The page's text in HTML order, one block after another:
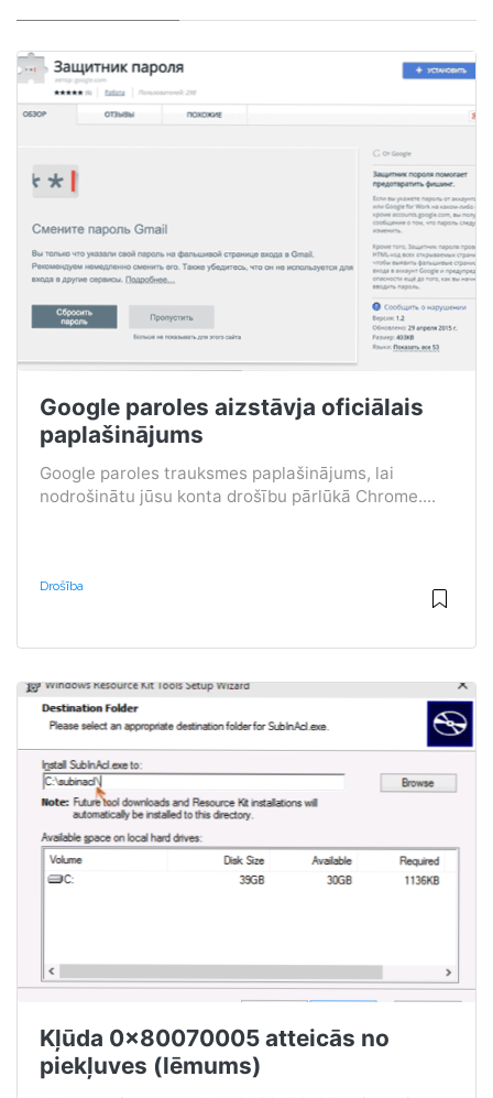
Google paroles aizstāvja oficiālais
paplašinājums
Google paroles trauksmes paplašinājums, lai
nodrošinātu jūsu konta drošību pārlūkā Chrome....
Drošība
Kļūda 0x80070005 atteicās no
piekļuves (lēmums)